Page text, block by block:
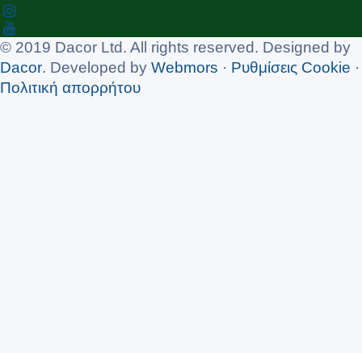
© 2019 Dacor Ltd. All rights reserved. Designed by
Dacor. Developed by Webmors · Ρυθμίσεις Cookie ·
Πολιτική απορρήτου